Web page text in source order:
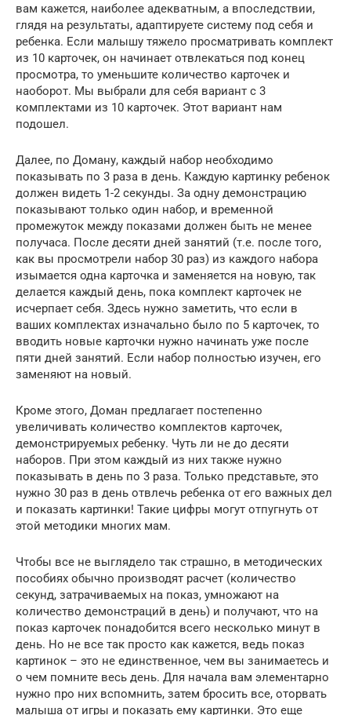
вам кажется, наиболее адекватным, а впоследствии,
глядя на результаты, адаптируете систему под себя и
ребенка. Если малышу тяжело просматривать комплект
из 10 карточек, он начинает отвлекаться под конец
просмотра, то уменьшите количество карточек и
наоборот. Мы выбрали для себя вариант с 3
комплектами из 10 карточек. Этот вариант нам
подошел.
Далее, по Доману, каждый набор необходимо
показывать по 3 раза в день. Каждую картинку ребенок
должен видеть 1-2 секунды. За одну демонстрацию
показывают только один набор, и временной
промежуток между показами должен быть не менее
получаса. После десяти дней занятий (т.е. после того,
как вы просмотрели набор 30 раз) из каждого набора
изымается одна карточка и заменяется на новую, так
делается каждый день, пока комплект карточек не
исчерпает себя. Здесь нужно заметить, что если в
ваших комплектах изначально было по 5 карточек, то
вводить новые карточки нужно начинать уже после
пяти дней занятий. Если набор полностью изучен, его
заменяют на новый.
Кроме этого, Доман предлагает постепенно
увеличивать количество комплектов карточек,
демонстрируемых ребенку. Чуть ли не до десяти
наборов. При этом каждый из них также нужно
показывать в день по 3 раза. Только представьте, это
нужно 30 раз в день отвлечь ребенка от его важных дел
и показать картинки! Такие цифры могут отпугнуть от
этой методики многих мам.
Чтобы все не выглядело так страшно, в методических
пособиях обычно производят расчет (количество
секунд, затрачиваемых на показ, умножают на
количество демонстраций в день) и получают, что на
показ карточек понадобится всего несколько минут в
день. Но не все так просто как кажется, ведь показ
картинок – это не единственное, чем вы занимаетесь и
о чем помните весь день. Для начала вам элементарно
нужно про них вспомнить, затем бросить все, оторвать
малыша от игры и показать ему картинки. Это еще